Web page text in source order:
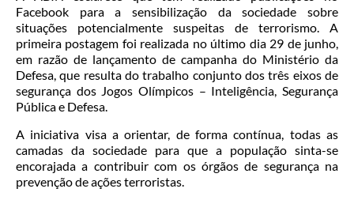
Facebook para a sensibilização da sociedade sobre
situações potencialmente suspeitas de terrorismo. A
primeira postagem foi realizada no último dia 29 de junho,
em razão de lançamento de campanha do Ministério da
Defesa, que resulta do trabalho conjunto dos três eixos de
segurança dos Jogos Olímpicos – Inteligência, Segurança
Pública e Defesa.
A iniciativa visa a orientar, de forma contínua, todas as
camadas da sociedade para que a população sinta-se
encorajada a contribuir com os órgãos de segurança na
prevenção de ações terroristas.